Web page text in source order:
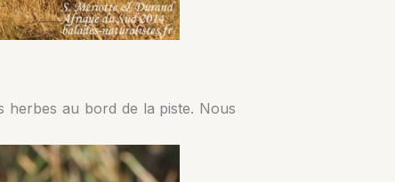
herbes au bord de la piste. Nous